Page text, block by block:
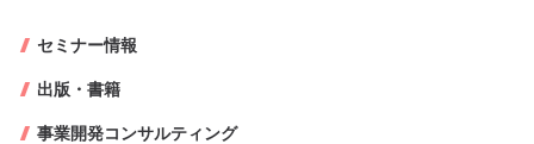
セミナー情報
出版・書籍
事業開発コンサルティング